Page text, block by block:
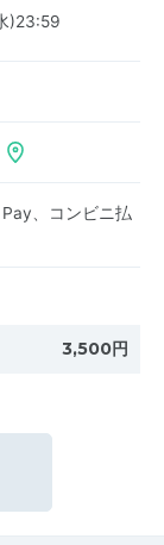
)23:59
、コンビニ払
3,500円